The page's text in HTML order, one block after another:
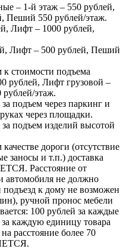
– 1-й этаж – 550 рублей,
Пеший 550 рублей/этаж.
Лифт – 1000 рублей,
Лифт – 500 рублей, Пеший
стоимости подъема
рублей, Лифт грузовой –
этаж.
подъем через паркинг и
через площадки.
подъем изделий высотой
дороги (отсутствие
заносы и т.п.) доставка
Расстояние от
автомобиля не должно
к дому не возможен
ручной пронос мебели
100 рублей за каждые
каждую единицу товара
расстояние более 70